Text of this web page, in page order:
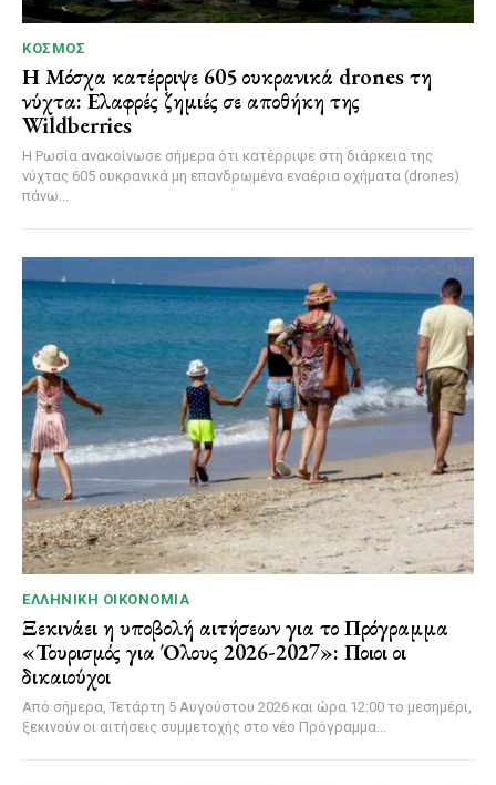
ΚΌΣΜΟΣ
Η Μόσχα κατέρριψε 605 ουκρανικά drones τη
νύχτα: Ελαφρές ζημιές σε αποθήκη της
Wildberries
Η Ρωσία ανακοίνωσε σήμερα ότι κατέρριψε στη διάρκεια της
νύχτας 605 ουκρανικά μη επανδρωμένα εναέρια οχήματα (drones)
πάνω...
ΕΛΛΗΝΙΚΉ ΟΙΚΟΝΟΜΊΑ
Ξεκινάει η υποβολή αιτήσεων για το Πρόγραμμα
«Τουρισμός για Όλους 2026-2027»: Ποιοι οι
δικαιούχοι
Από σήμερα, Τετάρτη 5 Αυγούστου 2026 και ώρα 12:00 το μεσημέρι,
ξεκινούν οι αιτήσεις συμμετοχής στο νέο Πρόγραμμα...